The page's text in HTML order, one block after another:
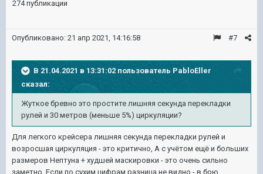
274 публикации
#7
Опубликовано: 21 апр 2021, 14:16:58
В 21.04.2021 в 13:31:02 пользователь PabloEller
сказал:
Жуткое бревно это простите лишняя секунда перекладки
рулей и 30 метров (меньше 5%) циркуляции?
Для легкого крейсера лишняя секунда перекладки рулей и
возросшая циркуляция - это критично, А с учётом ещё и больших
размеров Нептуна + худшей маскировки - это очень сильно
заметно. Если по сухим цифрам разница не видно - в бою